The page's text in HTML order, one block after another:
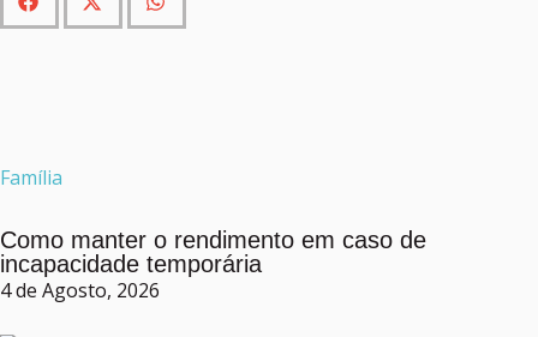
Família
Como manter o rendimento em caso de
incapacidade temporária
4 de Agosto, 2026